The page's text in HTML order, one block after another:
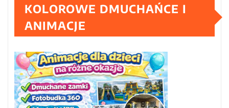
KOLOROWE DMUCHAŃCE I
ANIMACJE